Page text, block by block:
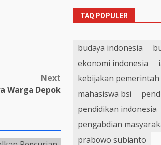
Next
Warga Depok
TAQ POPULER
budaya indonesia
ekonomi indonesia
kebijakan pemerintah
mahasiswa bsi
pendidikan indonesia
pengabdian
prabowo subianto